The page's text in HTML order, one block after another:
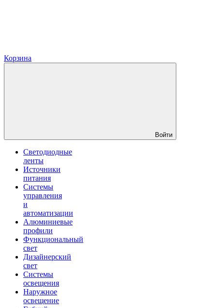
Корзина
Войти
Светодиодные
ленты
Источники
питания
Системы
управления
и
автоматизации
Алюминиевые
профили
Функциональный
свет
Дизайнерский
свет
Системы
освещения
Наружное
освещение